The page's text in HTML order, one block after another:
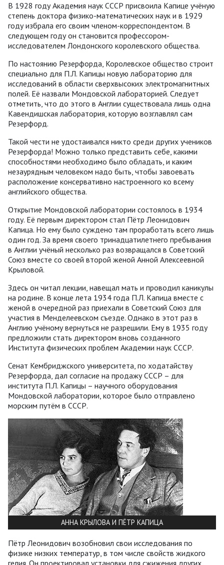
В 1928 году Академия наук СССР присвоила Капице учёную
степень доктора физико-математических наук и в 1929
году избрала его своим членом-корреспондентом. В
следующем году он становится профессором-
исследователем Лондонского королевского общества.
По настоянию Резерфорда, Королевское общество строит
специально для П.Л. Капицы новую лабораторию для
исследований в области сверхвысоких электромагнитных
полей. Её назвали Мондовской лабораторией. Следует
отметить, что до этого в Англии существовала лишь одна
Кавендишская лаборатория, которую возглавлял сам
Резерфорд.
Такой чести не удостаивался никто среди других учеников
Резерфорда! Можно только представить себе, какими
способностями необходимо было обладать, и каким
незаурядным человеком надо быть, чтобы завоевать
расположение консервативно настроенного ко всему
английского общества.
Открытие Мондовской лаборатории состоялось в 1934
году. Её первым директором стал Пётр Леонидович
Капица. Но ему было суждено там проработать всего лишь
один год. За время своего тринадцатилетнего пребывания
в Англии учёный несколько раз возвращался в Советский
Союз вместе со своей второй женой Анной Алексеевной
Крыловой.
Здесь он читал лекции, навещал мать и проводил каникулы
на родине. В конце лета 1934 года П.Л. Капица вместе с
женой в очередной раз приехали в Советский Союз для
участия в Менделеевском съезде. Однако в этот раз в
Англию учёному вернуться не разрешили. Ему в 1935 году
предложили стать директором вновь созданного
Института физических проблем Академии наук СССР.
Сенат Кембриджского университета, по ходатайству
Резерфорда, дал согласие на продажу СССР – для
института П.Л. Капицы – научного оборудования
Мондовской лаборатории, которое было отправлено
морским путём в СССР.
АННА КРЫЛОВА И ПЁТР КАПИЦА
Пётр Леонидович возобновил свои исследования по
физике низких температур, в том числе свойств жидкого